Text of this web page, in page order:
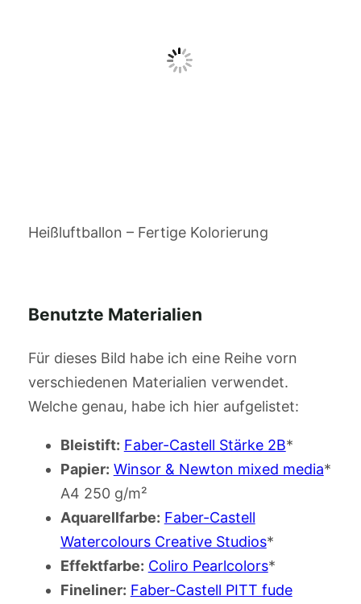
Heißluftballon – Fertige Kolorierung
Benutzte Materialien
Für dieses Bild habe ich eine Reihe vorn
verschiedenen Materialien verwendet.
Welche genau, habe ich hier aufgelistet:
Bleistift: Faber-Castell Stärke 2B*
Papier: Winsor & Newton mixed media*
A4 250 g/m²
Aquarellfarbe: Faber-Castell
Watercolours Creative Studios*
Effektfarbe: Coliro Pearlcolors*
Fineliner: Faber-Castell PITT fude